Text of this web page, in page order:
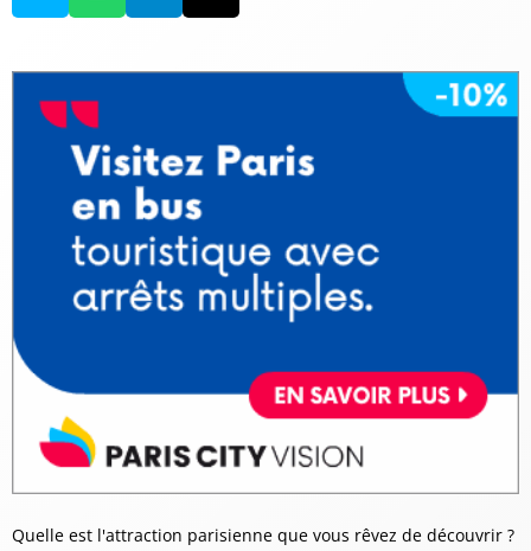
Quelle est l'attraction parisienne que vous rêvez de découvrir ?